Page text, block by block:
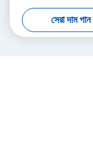
শিল্প বর্জ্য গ্যাস
সেরা দাম পান